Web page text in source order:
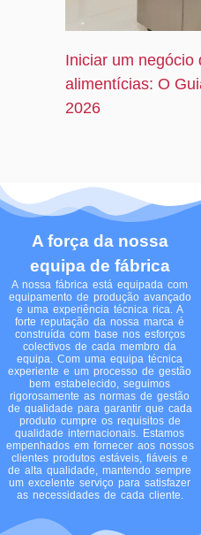
Iniciar um negócio
alimentícias: O
2026
A força da nossa
equipa de fábrica
A nossa fábrica está equipada com
equipamento de produção avançado
e uma experiência técnica rica. A
forte reputação da nossa marca é
construída com base nos esforços
colectivos de cada membro da
equipa. Com uma equipa técnica
experiente e um processo de gestão
bem estabelecido, seguimos
rigorosamente as normas de gestão
de qualidade para garantir que cada
produto cumpre os requisitos de
qualidade internacionais. Estamos
empenhados em fornecer aos nossos
clientes produtos estáveis, fiáveis e
de alta qualidade, mantendo sempre
um excelente serviço para satisfazer
as necessidades de cada cliente.